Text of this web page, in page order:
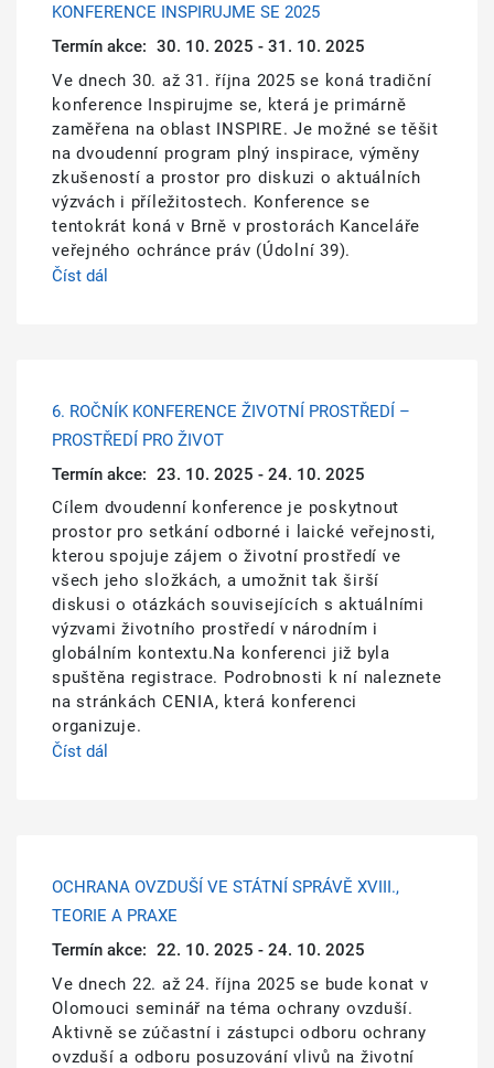
KONFERENCE INSPIRUJME SE 2025
Termín akce: 30. 10. 2025 - 31. 10. 2025
Ve dnech 30. až 31. října 2025 se koná tradiční
konference Inspirujme se, která je primárně
zaměřena na oblast INSPIRE. Je možné se těšit
na dvoudenní program plný inspirace, výměny
zkušeností a prostor pro diskuzi o aktuálních
výzvách i příležitostech. Konference se
tentokrát koná v Brně v prostorách Kanceláře
veřejného ochránce práv (Údolní 39).
Číst dál
6. ROČNÍK KONFERENCE ŽIVOTNÍ PROSTŘEDÍ –
PROSTŘEDÍ PRO ŽIVOT
Termín akce: 23. 10. 2025 - 24. 10. 2025
Cílem dvoudenní konference je poskytnout
prostor pro setkání odborné i laické veřejnosti,
kterou spojuje zájem o životní prostředí ve
všech jeho složkách, a umožnit tak širší
diskusi o otázkách souvisejících s aktuálními
výzvami životního prostředí v národním i
globálním kontextu.Na konferenci již byla
spuštěna registrace. Podrobnosti k ní naleznete
na stránkách CENIA, která konferenci
organizuje.
Číst dál
OCHRANA OVZDUŠÍ VE STÁTNÍ SPRÁVĚ XVIII.,
TEORIE A PRAXE
Termín akce: 22. 10. 2025 - 24. 10. 2025
Ve dnech 22. až 24. října 2025 se bude konat v
Olomouci seminář na téma ochrany ovzduší.
Aktivně se zúčastní i zástupci odboru ochrany
ovzduší a odboru posuzování vlivů na životní